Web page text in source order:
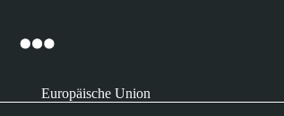
Europäische Union